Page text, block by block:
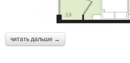
читать дальше →